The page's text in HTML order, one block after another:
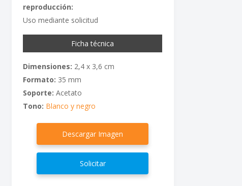
reproducción:
Uso mediante solicitud
Ficha técnica
Dimensiones: 2,4 x 3,6 cm
Formato: 35 mm
Soporte: Acetato
Tono: Blanco y negro
Descargar Imagen
Solicitar